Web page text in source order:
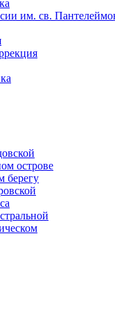
им. св.
острове